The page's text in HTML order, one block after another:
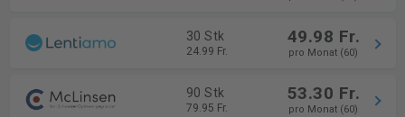
30 Stk
24.99 Fr.
49.98 Fr.
pro Monat (60)
90 Stk
79.95 Fr.
53.30 Fr.
pro Monat (60)